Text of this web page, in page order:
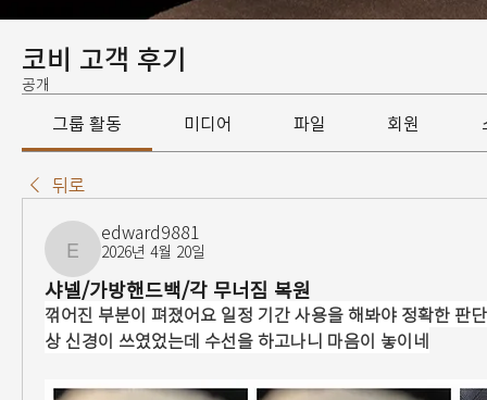
코비 고객 후기
공개
그룹 활동 미디어 파일 회원
뒤로
edward9881
edward9881
2026년 4월 20일
샤넬/가방핸드백/각 무너짐 복원
꺾어진 부분이 펴졌어요 일정 기간 사용을 해봐야 정확한 판
상 신경이 쓰였었는데 수선을 하고나니 마음이 놓이네